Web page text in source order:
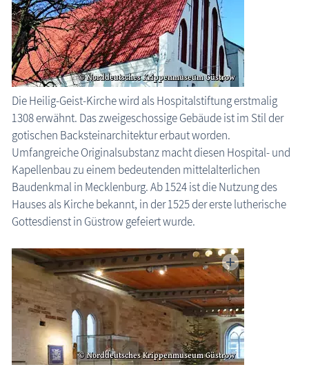
Die Heilig-Geist-Kirche wird als Hospitalstiftung erstmalig
1308 erwähnt. Das zweigeschossige Gebäude ist im Stil der
gotischen Backsteinarchitektur erbaut worden.
Umfangreiche Originalsubstanz macht diesen Hospital- und
Kapellenbau zu einem bedeutenden mittelalterlichen
Baudenkmal in Mecklenburg. Ab 1524 ist die Nutzung des
Hauses als Kirche bekannt, in der 1525 der erste lutherische
Gottesdienst in Güstrow gefeiert wurde.